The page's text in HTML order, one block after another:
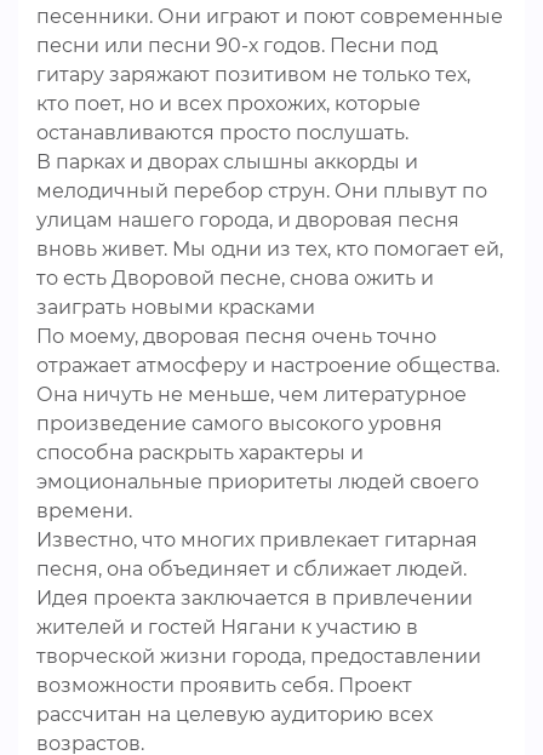
песенники. Они играют и поют современные
песни или песни 90-х годов. Песни под
гитару заряжают позитивом не только тех,
кто поет, но и всех прохожих, которые
останавливаются просто послушать.
В парках и дворах слышны аккорды и
мелодичный перебор струн. Они плывут по
улицам нашего города, и дворовая песня
вновь живет. Мы одни из тех, кто помогает ей,
то есть Дворовой песне, снова ожить и
заиграть новыми красками
По моему, дворовая песня очень точно
отражает атмосферу и настроение общества.
Она ничуть не меньше, чем литературное
произведение самого высокого уровня
способна раскрыть характеры и
эмоциональные приоритеты людей своего
времени.
Известно, что многих привлекает гитарная
песня, она объединяет и сближает людей.
Идея проекта заключается в привлечении
жителей и гостей Нягани к участию в
творческой жизни города, предоставлении
возможности проявить себя. Проект
рассчитан на целевую аудиторию всех
возрастов.